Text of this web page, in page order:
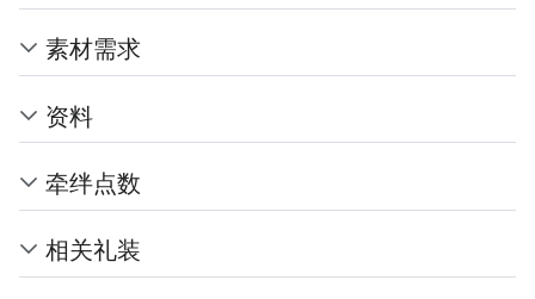
素材需求
资料
牵绊点数
相关礼装